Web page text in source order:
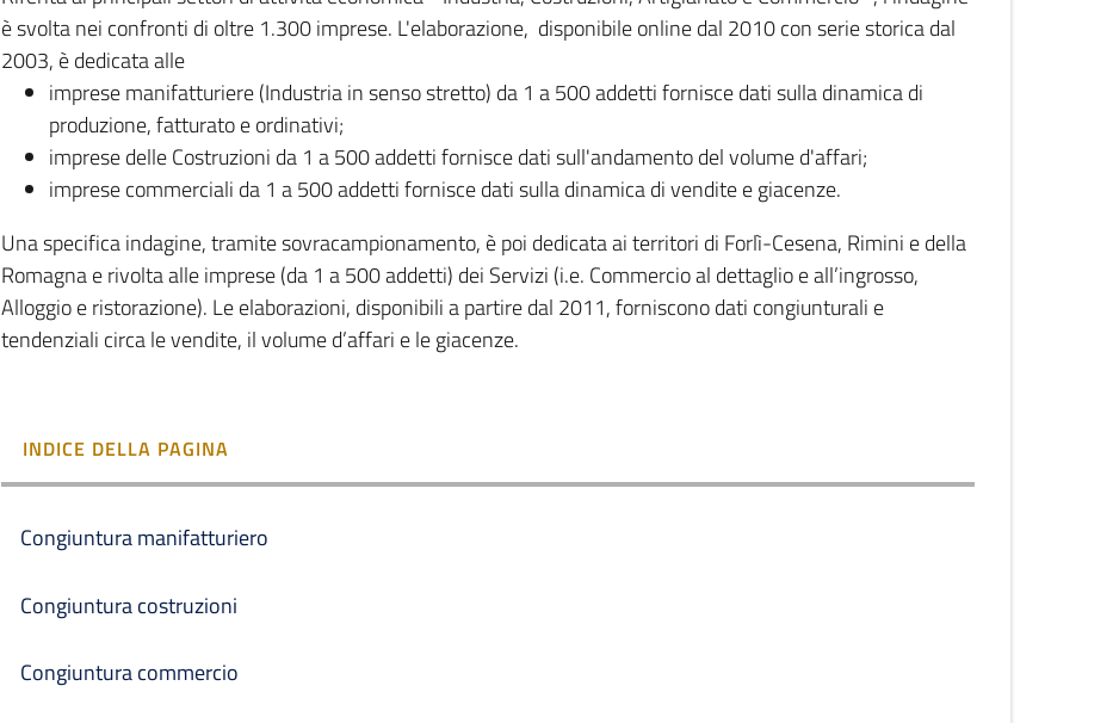
è svolta nei confronti di oltre 1.300 imprese. L'elaborazione, disponibile online dal 2010 con serie storica dal
2003, è dedicata alle
imprese manifatturiere (Industria in senso stretto) da 1 a 500 addetti fornisce dati sulla dinamica di
produzione, fatturato e ordinativi;
imprese delle Costruzioni da 1 a 500 addetti fornisce dati sull'andamento del volume d'affari;
imprese commerciali da 1 a 500 addetti fornisce dati sulla dinamica di vendite e giacenze.
Una specifica indagine, tramite sovracampionamento, è poi dedicata ai territori di Forlì-Cesena, Rimini e della
Romagna e rivolta alle imprese (da 1 a 500 addetti) dei Servizi (i.e. Commercio al dettaglio e all’ingrosso,
Alloggio e ristorazione). Le elaborazioni, disponibili a partire dal 2011, forniscono dati congiunturali e
tendenziali circa le vendite, il volume d’affari e le giacenze.
INDICE DELLA PAGINA
Congiuntura manifatturiero
Congiuntura costruzioni
Congiuntura commercio